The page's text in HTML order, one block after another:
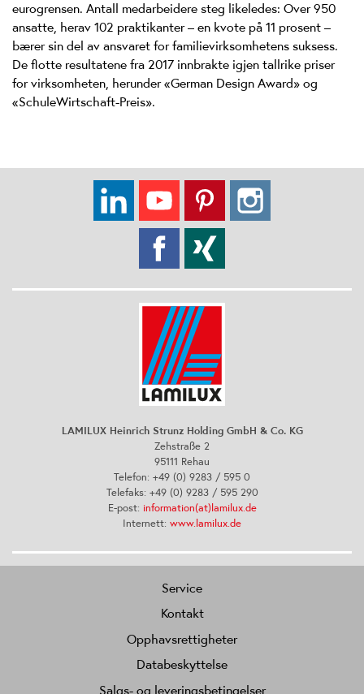
eurogrensen. Antall medarbeidere steg likeledes: Over 950
ansatte, herav 102 praktikanter – en kvote på 11 prosent –
bærer sin del av ansvaret for familievirksomhetens suksess.
De flotte resultatene fra 2017 innbrakte igjen tallrike priser
for virksomheten, herunder «German Design Award» og
«SchuleWirtschaft-Preis».
LAMILUX Heinrich Strunz Holding GmbH & Co. KG
Zehstraße 2
95111 Rehau
Telefon: +49 (0) 9283 / 595 0
Telefaks: +49 (0) 9283 / 595 290
E-post: information(at)lamilux.de
Internett: www.lamilux.de
Service
Kontakt
Opphavsrettigheter
Databeskyttelse
Salgs- og leveringsbetingelser